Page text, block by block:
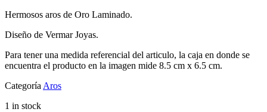
Hermosos aros de Oro Laminado.
Diseño de Vermar Joyas.
Para tener una medida referencial del articulo, la caja en donde se
encuentra el producto en la imagen mide 8.5 cm x 6.5 cm.
Categoría Aros
1 in stock